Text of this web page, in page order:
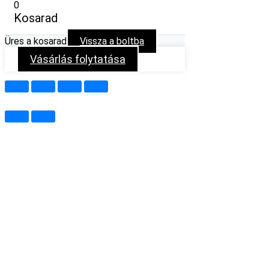
0
Kosarad
Üres a kosarad Vissza a boltba
Vásárlás folytatása